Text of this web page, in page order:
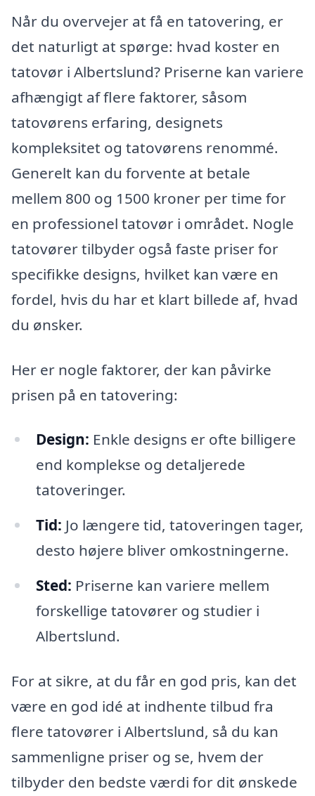
Når du overvejer at få en tatovering, er
det naturligt at spørge: hvad koster en
tatovør i Albertslund? Priserne kan variere
afhængigt af flere faktorer, såsom
tatovørens erfaring, designets
kompleksitet og tatovørens renommé.
Generelt kan du forvente at betale
mellem 800 og 1500 kroner per time for
en professionel tatovør i området. Nogle
tatovører tilbyder også faste priser for
specifikke designs, hvilket kan være en
fordel, hvis du har et klart billede af, hvad
du ønsker.
Her er nogle faktorer, der kan påvirke
prisen på en tatovering:
Design: Enkle designs er ofte billigere
end komplekse og detaljerede
tatoveringer.
Tid: Jo længere tid, tatoveringen tager,
desto højere bliver omkostningerne.
Sted: Priserne kan variere mellem
forskellige tatovører og studier i
Albertslund.
For at sikre, at du får en god pris, kan det
være en god idé at indhente tilbud fra
flere tatovører i Albertslund, så du kan
sammenligne priser og se, hvem der
tilbyder den bedste værdi for dit ønskede